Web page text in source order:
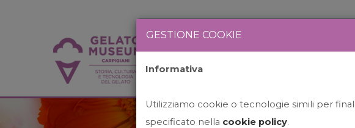
GESTIONE COOKIE
Informativa
Utilizziamo cookie o tecnologie simili per
specificato nella cookie policy.